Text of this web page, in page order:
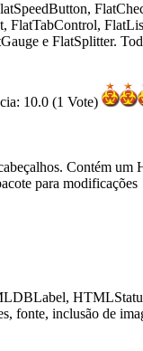
FlatTabControl,
e FlatSplitter.
10.0 (1 Vote)
Contém um
para modificações
fonte, inclusão de